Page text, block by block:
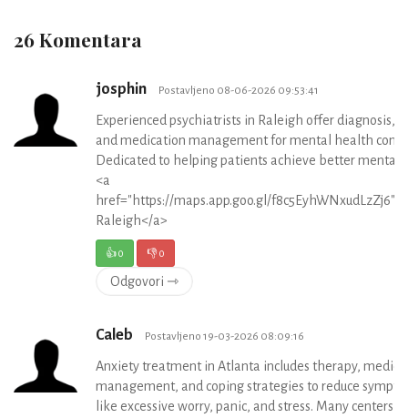
26 Komentara
josphin Postavljeno 08-06-2026 09:53:41
Experienced psychiatrists in Raleigh offer diagnosis,
and medication management for mental health
Dedicated to helping patients achieve better mental
<a
href="https://maps.app.goo.gl/
Raleigh</a>
👍0 👎0
Odgovori ⇾
Caleb Postavljeno 19-03-2026 08:09:16
Anxiety treatment in Atlanta includes therapy,
management, and coping strategies to reduce
like excessive worry, panic, and stress. Many centers